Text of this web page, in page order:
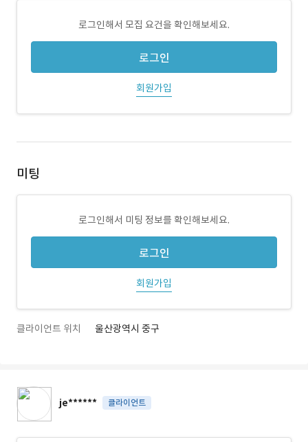
로그인해서 모집 요건을 확인해보세요.
로그인
회원가입
미팅
로그인해서 미팅 정보를 확인해보세요.
로그인
회원가입
클라이언트 위치 울산광역시 중구
je****** 클라이언트